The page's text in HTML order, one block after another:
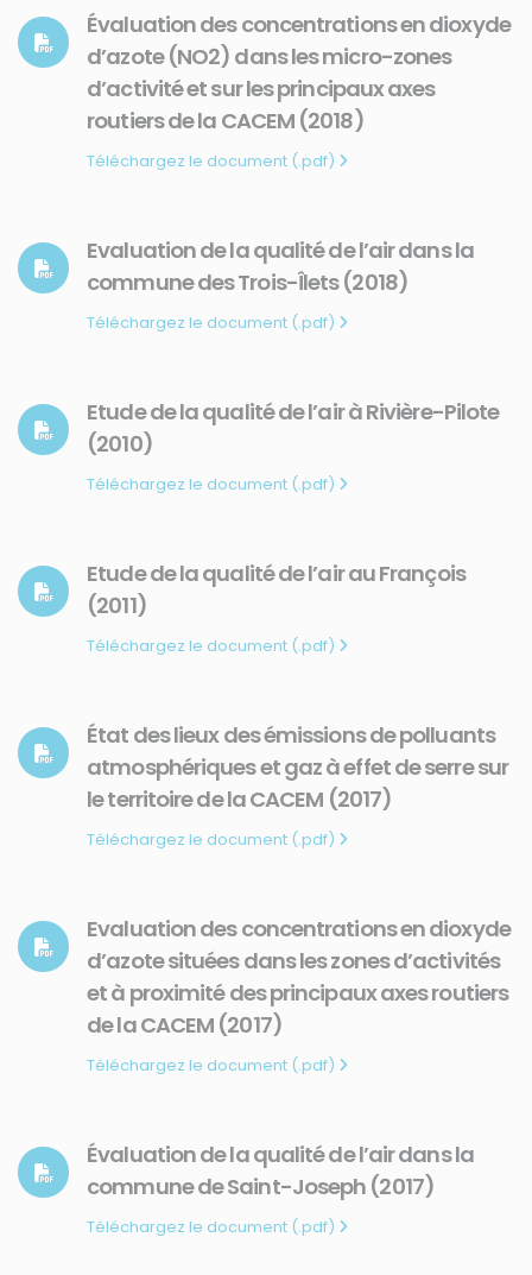
Évaluation des concentrations en dioxyde
d’azote (NO2) dans les micro-zones
d’activité et sur les principaux axes
routiers de la CACEM (2018)
Téléchargez le document (.pdf)
Evaluation de la qualité de l’air dans la
commune des Trois-Îlets (2018)
Téléchargez le document (.pdf)
Etude de la qualité de l’air à Rivière-Pilote
(2010)
Téléchargez le document (.pdf)
Etude de la qualité de l’air au François
(2011)
Téléchargez le document (.pdf)
État des lieux des émissions de polluants
atmosphériques et gaz à effet de serre sur
le territoire de la CACEM (2017)
Téléchargez le document (.pdf)
Evaluation des concentrations en dioxyde
d’azote situées dans les zones d’activités
et à proximité des principaux axes routiers
de la CACEM (2017)
Téléchargez le document (.pdf)
Évaluation de la qualité de l’air dans la
commune de Saint-Joseph (2017)
Téléchargez le document (.pdf)